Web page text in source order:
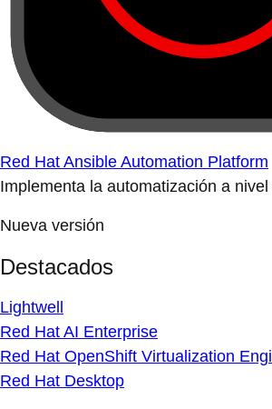
Red Hat Ansible Automation Platform
Implementa la automatización a
Nueva versión
Destacados
Lightwell
Red Hat AI Enterprise
Red Hat OpenShift Virtualization
Red Hat Desktop